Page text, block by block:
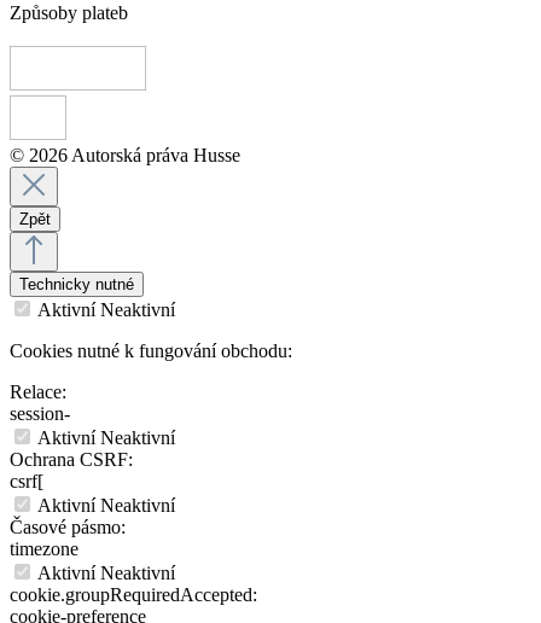
Způsoby plateb
© 2026 Autorská práva Husse
Zpět
Technicky nutné
Aktivní Neaktivní
Cookies nutné k fungování obchodu:
Relace:
session-
Aktivní Neaktivní
Ochrana CSRF:
csrf[
Aktivní Neaktivní
Časové pásmo:
timezone
Aktivní Neaktivní
cookie.groupRequiredAccepted:
cookie-preference